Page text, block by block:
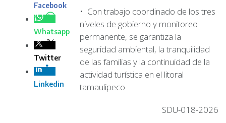
Facebook
Whatsapp
Twitter
Linkedin
• ​Con trabajo coordinado de los tres
niveles de gobierno y monitoreo
permanente, se garantiza la
seguridad ambiental, la tranquilidad
de las familias y la continuidad de la
actividad turística en el litoral
tamaulipeco
SDU-018-2026